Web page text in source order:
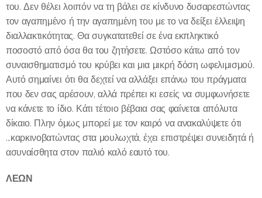
του. Δεν θέλει λοιπόν να τη βάλει σε κίνδυνο δυσαρεστώντας
τον αγαπημένο ή την αγαπημένη του με το να δείξει έλλειψη
διαλλακτικότητας. Θα συγκατατεθεί σε ένα εκπληκτικό
ποσοστό από όσα θα του ζητήσετε. Ωστόσο κάτω από τον
συναισθηματισμό του κρύβει και μια μικρή δόση ωφελιμισμού.
Αυτό σημαίνει ότι θα δεχτεί να αλλάξει επάνω του πράγματα
που δεν σας αρέσουν, αλλά πρέπει κι εσείς να συμφωνήσετε
να κάνετε το ίδιο. Κάτι τέτοιο βέβαια σας φαίνεται απόλυτα
δίκαιο. Πλην όμως μπορεί με τον καιρό να ανακαλύψετε ότι
...καρκινοβατώντας στα μουλωχτά, έχει επιστρέψει συνειδητά ή
ασυναίσθητα στον παλιό καλό εαυτό του.
ΛΕΩΝ